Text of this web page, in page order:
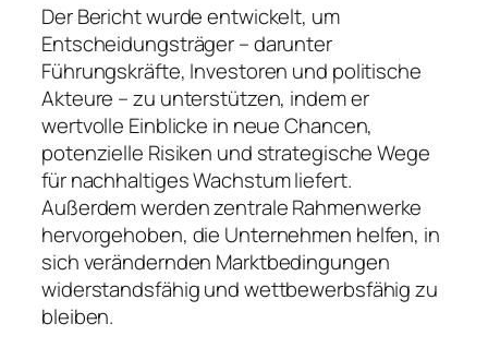
Der Bericht wurde entwickelt, um
Entscheidungsträger – darunter
Führungskräfte, Investoren und politische
Akteure – zu unterstützen, indem er
wertvolle Einblicke in neue Chancen,
potenzielle Risiken und strategische Wege
für nachhaltiges Wachstum liefert.
Außerdem werden zentrale Rahmenwerke
hervorgehoben, die Unternehmen helfen, in
sich verändernden Marktbedingungen
widerstandsfähig und wettbewerbsfähig zu
bleiben.